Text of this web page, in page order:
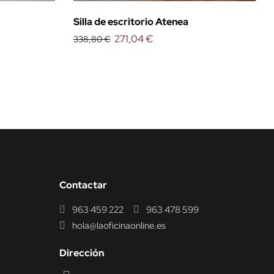
Silla de escritorio Atenea
338,80 € 271,04 €
Contactar
963 459 222
963 478 599
hola@laoficinaonline.es
Dirección